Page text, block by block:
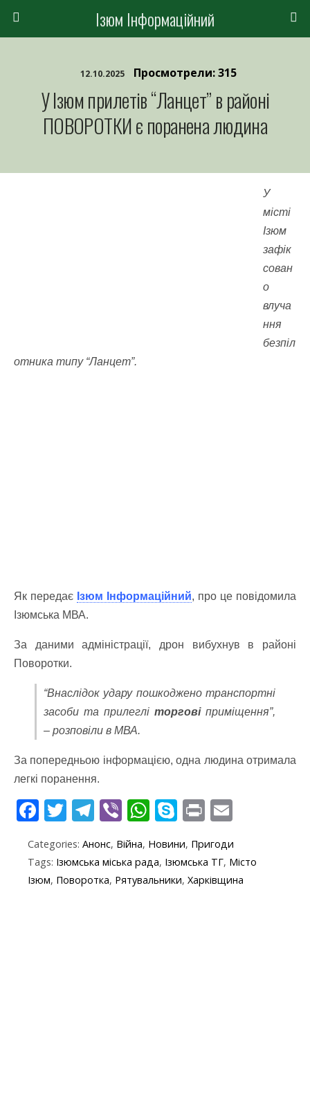
Ізюм Інформаційний
12.10.2025 Просмотрели: 315
У Ізюм прилетів “Ланцет” в районі
ПОВОРОТКИ є поранена людина
У
місті
Ізюм
зафік
сован
о
влуча
ння
безпіл
отника типу “Ланцет”.
Як передає Ізюм Інформаційний, про це повідомила
Ізюмська МВА.
За даними адміністрації, дрон вибухнув в районі
Поворотки.
“Внаслідок удару пошкоджено транспортні
засоби та прилеглі торговіприміщення”,
– розповіли в МВА.
За попередньою інформацією, одна людина отримала
легкі поранення.
F
e
b
T
itt
er
T
e
gr
Vi
b
er
W
at
s
S
y
p
Pr
t ai
l
Categories: Анонс, Війна, Новини, Пригоди
Tags: Ізюмська міська рада, Ізюмська ТГ, Місто
Ізюм, Поворотка, Рятувальники, Харківщина